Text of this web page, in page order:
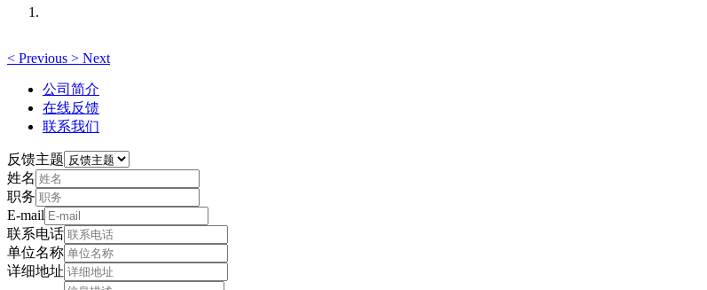
< Previous > Next
公司简介
在线反馈
联系我们
反馈主题
姓名
职务
E-mail
联系电话
单位名称
详细地址